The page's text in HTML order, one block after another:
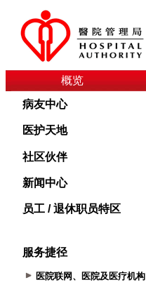
概览
病友中心
医护天地
社区伙伴
新闻中心
员工 / 退休职员特区
服务捷径
医院联网、医院及医疗机构